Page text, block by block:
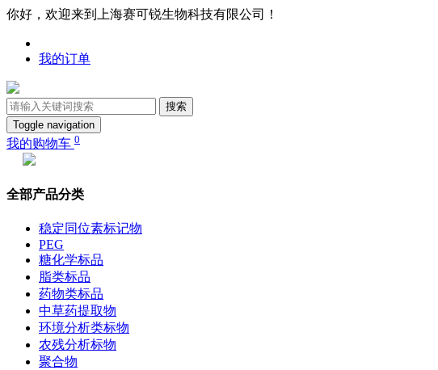
你好，欢迎来到上海赛可锐生物科技有限公司！
我的订单
搜索
Toggle navigation
我的购物车 0
全部产品分类
稳定同位素标记物
PEG
糖化学标品
脂类标品
药物类标品
中草药提取物
环境分析类标物
农残分析标物
聚合物